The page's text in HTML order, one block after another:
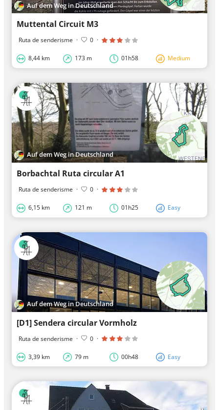
Auf dem Weg in Deutschland
Muttental Circuit M3
Ruta de senderisme · 0 ·
8,44 km 173 m 01h58 Medium
Auf dem Weg in Deutschland
Borbachtal Ruta circular A1
Ruta de senderisme · 0 ·
6,15 km 121 m 01h25 Easy
Auf dem Weg in Deutschland
[D1] Sendera circular Vormholz
Ruta de senderisme · 0 ·
3,39 km 79 m 00h48 Easy